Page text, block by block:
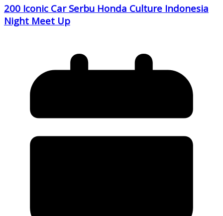
200 Iconic Car Serbu Honda Culture Indonesia
Night Meet Up